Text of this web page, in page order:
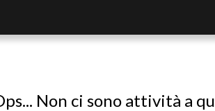
Non ci sono attività a